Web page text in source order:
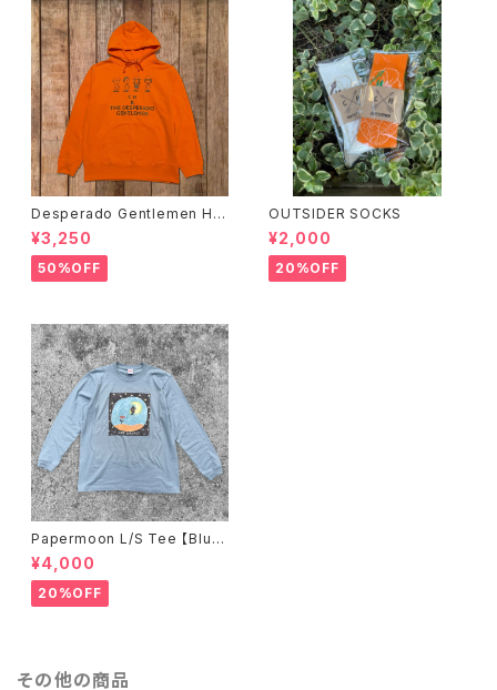
Desperado Gentlemen HO
ODIE
¥3,250
50%OFF
OUTSIDER SOCKS
¥2,000
20%OFF
Papermoon L/S Tee 【Blu
e】
¥4,000
20%OFF
その他の商品